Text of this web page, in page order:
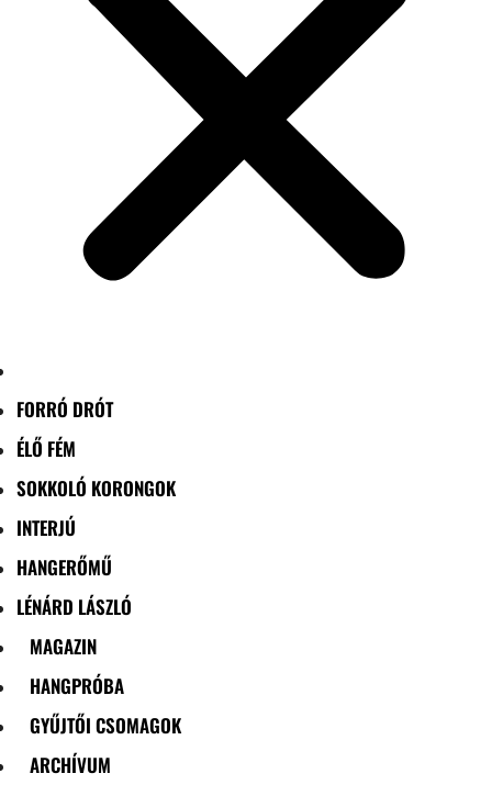
FORRÓ DRÓT
ÉLŐ FÉM
SOKKOLÓ KORONGOK
INTERJÚ
HANGERŐMŰ
LÉNÁRD LÁSZLÓ
MAGAZIN
HANGPRÓBA
GYŰJTŐI CSOMAGOK
ARCHÍVUM